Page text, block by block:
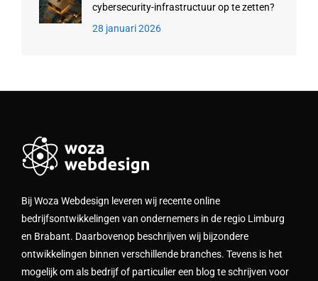
cybersecurity-infrastructuur op te zetten?
28 januari 2026
Bij Woza Webdesign leveren wij recente online
bedrijfsontwikkelingen van ondernemers in de regio Limburg
en Brabant. Daarbovenop beschrijven wij bijzondere
ontwikkelingen binnen verschillende branches. Tevens is het
mogelijk om als bedrijf of particulier een blog te schrijven voor